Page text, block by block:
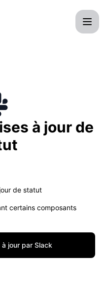
à jour de
receive updates for
de statut
certains composants
jour par Slack